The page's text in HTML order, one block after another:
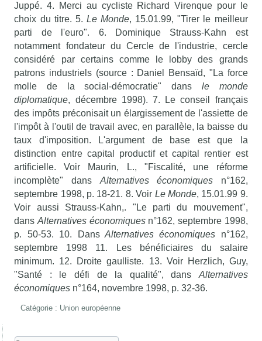
Juppé. 4. Merci au cycliste Richard Virenque pour le
choix du titre. 5. Le Monde, 15.01.99, "Tirer le meilleur
parti de l'euro". 6. Dominique Strauss-Kahn est
notamment fondateur du Cercle de l'industrie, cercle
considéré par certains comme le lobby des grands
patrons industriels (source : Daniel Bensaïd, "La force
molle de la social-démocratie" dans le monde
diplomatique, décembre 1998). 7. Le conseil français
des impôts préconisait un élargissement de l'assiette de
l'impôt à l'outil de travail avec, en parallèle, la baisse du
taux d'imposition. L'argument de base est que la
distinction entre capital productif et capital rentier est
artificielle. Voir Maurin, L., "Fiscalité, une réforme
incomplète" dansAlternatives économiques n°162,
septembre 1998, p. 18-21. 8. Voir Le Monde, 15.01.99 9.
Voir aussi Strauss-Kahn,. "Le parti du mouvement",
dansAlternatives économiquesn°162, septembre 1998,
p. 50-53. 10. DansAlternatives économiques n°162,
septembre 1998 11. Les bénéficiaires du salaire
minimum. 12. Droite gaulliste. 13. Voir Herzlich, Guy,
"Santé : le défi de la qualité", dansAlternatives
économiques n°164, novembre 1998, p. 32-36.
Catégorie : Union européenne